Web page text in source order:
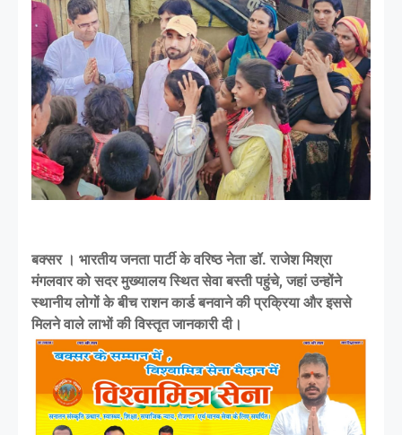
बक्सर । भारतीय जनता पार्टी के वरिष्ठ नेता डॉ. राजेश मिश्रा
मंगलवार को सदर मुख्यालय स्थित सेवा बस्ती पहुंचे, जहां उन्होंने
स्थानीय लोगों के बीच राशन कार्ड बनवाने की प्रक्रिया और इससे
मिलने वाले लाभों की विस्तृत जानकारी दी।